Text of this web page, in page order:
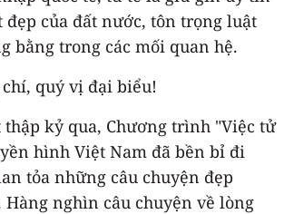
của đất nước, tôn trọng luật
bằng trong các mối quan hệ.
quý vị đại biểu!
kỷ qua, Chương trình "Việc tử
hình Việt Nam đã bền bỉ đi
tỏa những câu chuyện đẹp
Hàng nghìn câu chuyện về lòng